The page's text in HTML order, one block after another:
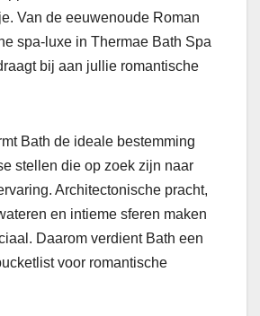
Van de eeuwenoude Roman
spa-luxe in Thermae Bath Spa
bij aan jullie romantische
Bath de ideale bestemming
stellen die op zoek zijn naar
Architectonische pracht,
en intieme sferen maken
Daarom verdient Bath een
voor romantische